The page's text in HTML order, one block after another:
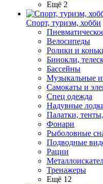
Ещё 2
Спорт, туризм, хобби
Велосипеды
Ролики и
Бинокли,
Бассейны
Музыкальные
Самокаты и
Спец одежда
Надувные
Палатки,
Фонари
Рыболовные
Подводные
Рации
Тренажеры
Ещё 12